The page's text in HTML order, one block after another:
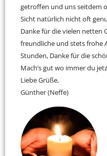
getroffen und uns seitdem
Sicht natürlich nicht oft
Danke für die vielen netten
freundliche und stets frohe
Stunden, Danke für die
Mach’s gut wo immer du
Liebe Grüße,
Günther (Neffe)